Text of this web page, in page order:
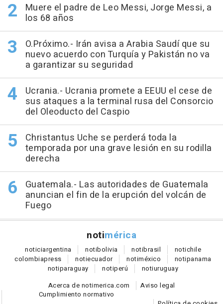
Muere el padre de Leo Messi, Jorge Messi, a
los 68 años
O.Próximo.- Irán avisa a Arabia Saudí que su
nuevo acuerdo con Turquía y Pakistán no va
a garantizar su seguridad
Ucrania.- Ucrania promete a EEUU el cese de
sus ataques a la terminal rusa del Consorcio
del Oleoducto del Caspio
Christantus Uche se perderá toda la
temporada por una grave lesión en su rodilla
derecha
Guatemala.- Las autoridades de Guatemala
anuncian el fin de la erupción del volcán de
Fuego
notimérica
noticiargentina notibolivia notibrasil notichile
colombiapress notiecuador notiméxico notipanama
notiparaguay notiperú notiuruguay
Acerca de notimerica.com
Aviso legal
Cumplimiento normativo